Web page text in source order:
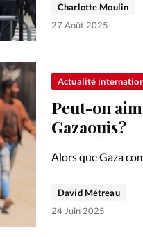
Charlotte Moulin
27 Août 2025
Actualité
Peut-on
Gazaouis?
Alors que Gaza
chrétiens: peut-on
des Gazaouis?
David Métreau
24 Juin 2025